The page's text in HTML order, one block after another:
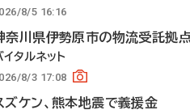
8/5 16:16
奈川県伊勢原市の物流受託拠
イタルネット
8/3 17:08
ズケン、熊本地震で義援金